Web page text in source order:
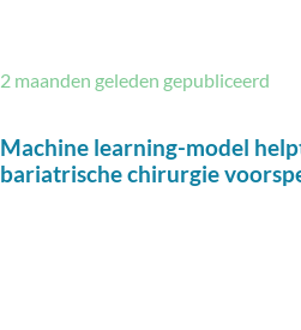
Machine learning-model
bariatrische chirurgie
2 maanden geleden gepubliceerd